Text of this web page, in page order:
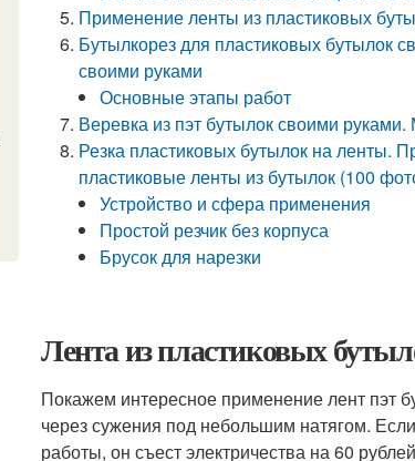
Применение ленты из пластиковых
Бутылкорез для пластиковых бутылок
своими руками
Основные этапы работ
Веревка из пэт бутылок своими
Резка пластиковых бутылок на ленты.
пластиковые ленты из бутылок (100
Устройство и сфера применения
Простой резчик без корпуса
Брусок для нарезки
Лента из пластиковых
Покажем интересное применение лент пэт
через сужения под небольшим натягом.
работы, он съест электричества на 60